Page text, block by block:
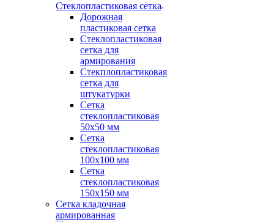
Стеклопластиковая сетка
Дорожная
пластиковая сетка
Стеклопластиковая
сетка для
армирования
Стекплопластиковая
сетка для
штукатурки
Сетка
стеклопластиковая
50x50 мм
Сетка
стеклопластиковая
100x100 мм
Сетка
стеклопластиковая
150x150 мм
Сетка кладочная
армированная